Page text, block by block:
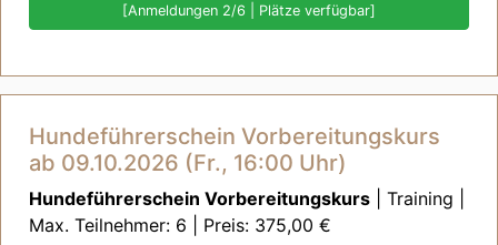
[Anmeldungen 2/6 | Plätze verfügbar]
Hundeführerschein Vorbereitungskurs
ab 09.10.2026 (Fr., 16:00 Uhr)
Hundeführerschein Vorbereitungskurs | Training |
Max. Teilnehmer: 6 | Preis: 375,00 €